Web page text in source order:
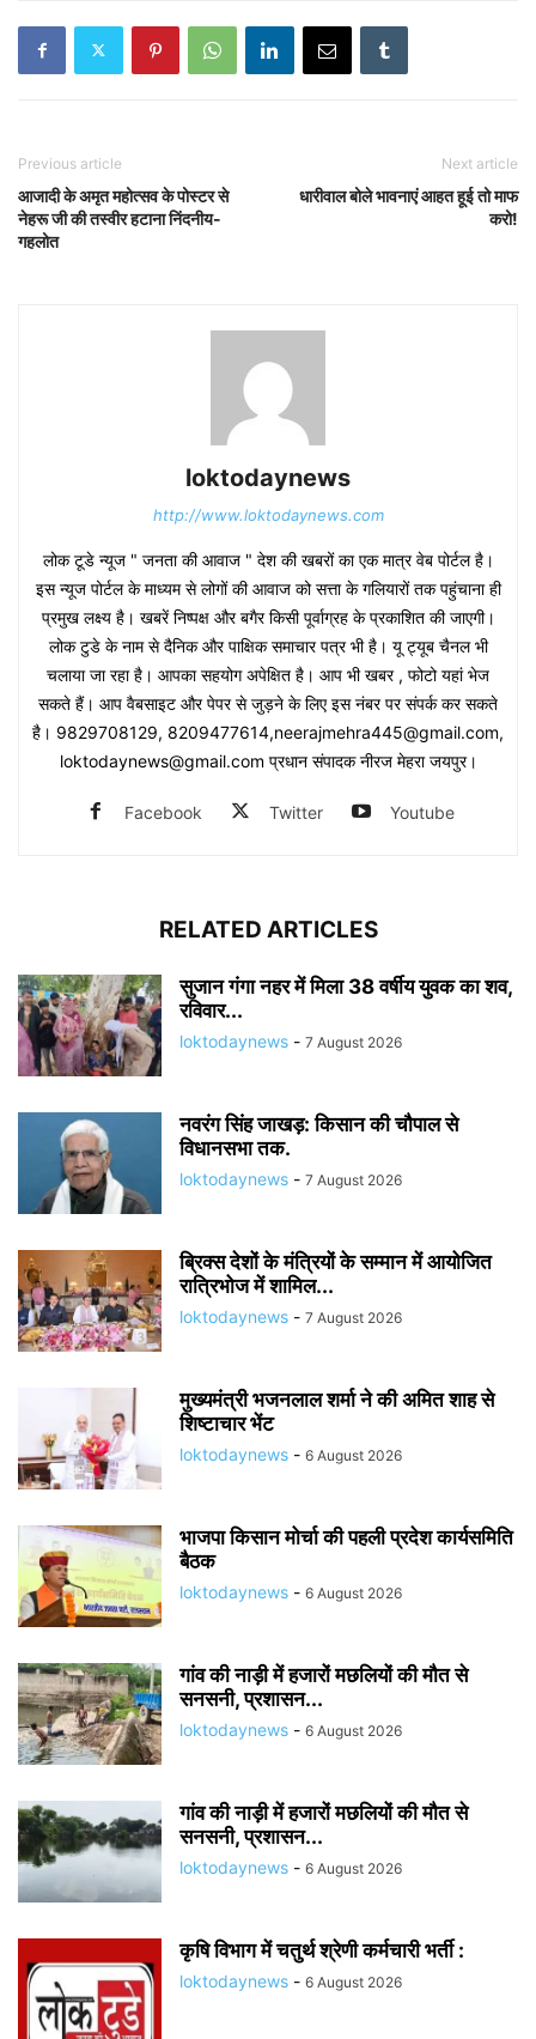
Previous article
आजादी के अमृत महोत्सव के पोस्टर से
नेहरू जी की तस्वीर हटाना निंदनीय-
गहलोत
Next article
धारीवाल बोले भावनाएं आहत हूई तो माफ
करो!
loktodaynews
http://www.loktodaynews.com
लोक टूडे न्यूज " जनता की आवाज " देश की खबरों का एक मात्र वेब पोर्टल है।
इस न्यूज पोर्टल के माध्यम से लोगों की आवाज को सत्ता के गलियारों तक पहुंचाना ही
प्रमुख लक्ष्य है। खबरें निष्पक्ष और बगैर किसी पूर्वाग्रह के प्रकाशित की जाएगी।
लोक टुडे के नाम से दैनिक और पाक्षिक समाचार पत्र भी है। यू ट्यूब चैनल भी
चलाया जा रहा है। आपका सहयोग अपेक्षित है। आप भी खबर , फोटो यहां भेज
सकते हैं। आप वैबसाइट और पेपर से जुड़ने के लिए इस नंबर पर संपर्क कर सकते
है। 9829708129, 8209477614,neerajmehra445@gmail.com,
loktodaynews@gmail.com प्रधान संपादक नीरज मेहरा जयपुर।
Facebook Twitter Youtube
RELATED ARTICLES
सुजान गंगा नहर में मिला 38 वर्षीय युवक का शव,
रविवार...
loktodaynews - 7 August 2026
नवरंग सिंह जाखड़: किसान की चौपाल से
विधानसभा तक.
loktodaynews - 7 August 2026
ब्रिक्स देशों के मंत्रियों के सम्मान में आयोजित
रात्रिभोज में शामिल...
loktodaynews - 7 August 2026
मुख्यमंत्री भजनलाल शर्मा ने की अमित शाह से
शिष्टाचार भेंट
loktodaynews - 6 August 2026
भाजपा किसान मोर्चा की पहली प्रदेश कार्यसमिति
बैठक
loktodaynews - 6 August 2026
गांव की नाड़ी में हजारों मछलियों की मौत से
सनसनी, प्रशासन...
loktodaynews - 6 August 2026
गांव की नाड़ी में हजारों मछलियों की मौत से
सनसनी, प्रशासन...
loktodaynews - 6 August 2026
कृषि विभाग में चतुर्थ श्रेणी कर्मचारी भर्ती :
loktodaynews - 6 August 2026